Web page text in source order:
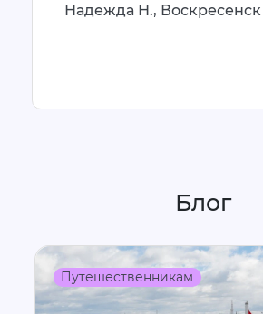
Надежда Н., Воскресенск
Блог
Путешественникам